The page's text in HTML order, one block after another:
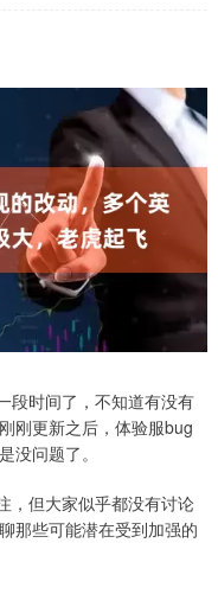
段时间了，不知道有没有
刚更新之后，体验服bug
没问题了。
，但大家似乎都没有讨论
那些可能潜在受到加强的